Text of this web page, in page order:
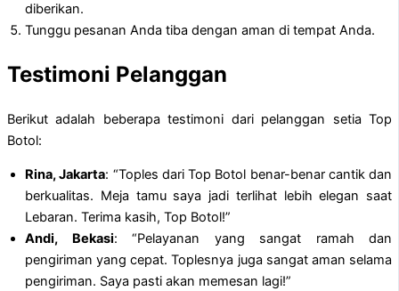
diberikan.
Tunggu pesanan Anda tiba dengan aman di tempat Anda.
Testimoni Pelanggan
Berikut adalah beberapa testimoni dari pelanggan setia Top
Botol:
Rina, Jakarta: “Toples dari Top Botol benar-benar cantik dan
berkualitas. Meja tamu saya jadi terlihat lebih elegan saat
Lebaran. Terima kasih, Top Botol!”
Andi, Bekasi: “Pelayanan yang sangat ramah dan
pengiriman yang cepat. Toplesnya juga sangat aman selama
pengiriman. Saya pasti akan memesan lagi!”